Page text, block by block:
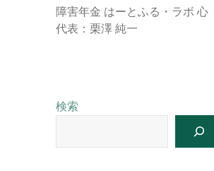
障害年金 はーとふる・ラボ 心
代表：栗澤 純一
検索